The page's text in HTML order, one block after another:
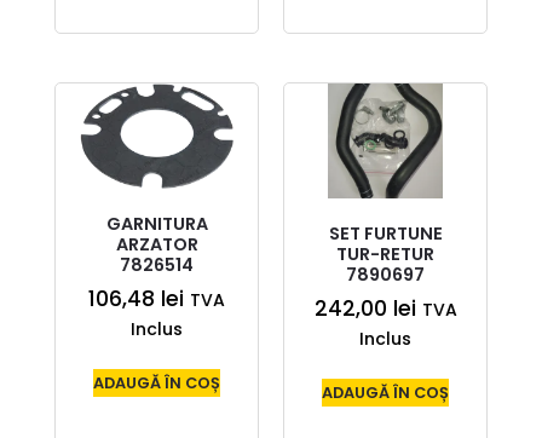
GARNITURA
ARZATOR
7826514
106,48 lei TVA
Inclus
ADAUGĂ ÎN COȘ
SET FURTUNE
TUR-RETUR
7890697
242,00 lei TVA
Inclus
ADAUGĂ ÎN COȘ